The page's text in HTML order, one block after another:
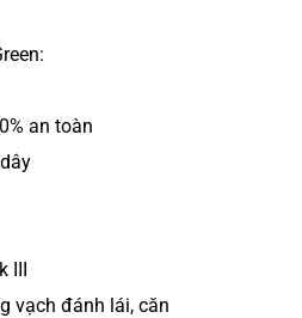
an toàn
III
vạch đánh lái, căn